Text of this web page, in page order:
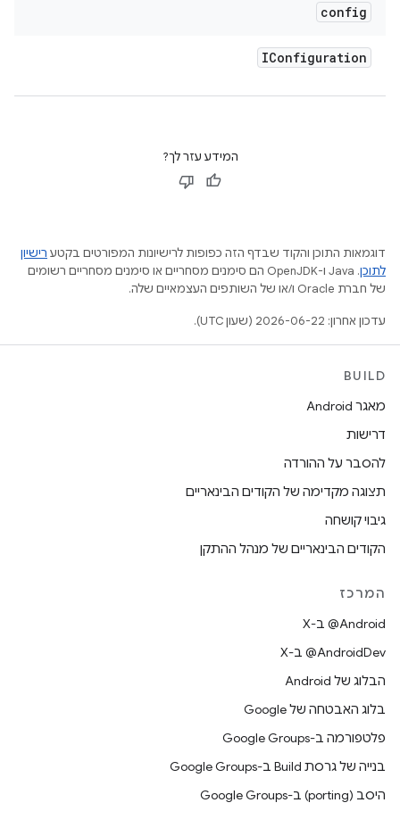
config
IConfiguration
המידע עזר לך?
דוגמאות התוכן והקוד שבדף הזה כפופות לרישיונות המפורטים בקטע רישיון
לתוכן
.‏ Java ו-OpenJDK הם סימנים מסחריים או סימנים מסחריים רשומים
של חברת Oracle ו/או של השותפים העצמאיים שלה.
עדכון אחרון: 2026-06-22 (שעון UTC).
BUILD
מאגר Android
דרישות
להסבר על ההורדה
תצוגה מקדימה של הקודים הבינאריים
גיבוי קושחה
הקודים הבינאריים של מנהל ההתקן
המרכז
‫‎@Android ב-X
‫‎@AndroidDev ב-X
הבלוג של Android
בלוג האבטחה של Google
פלטפורמה ב-Google Groups
בנייה של גרסת Build ב-Google Groups
היסב (porting) ב-Google Groups